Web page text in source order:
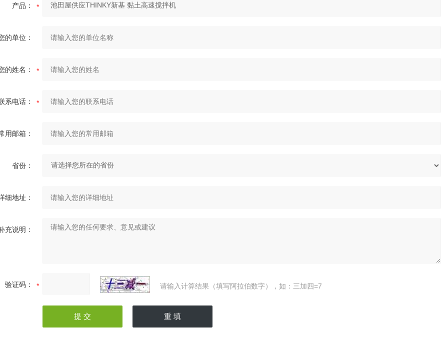
产品：
的单位：
的姓名：
系电话：
用邮箱：
省份：
细地址：
充说明：
验证码： 请输入计算结果（填写阿拉伯数字），如：三加四=7